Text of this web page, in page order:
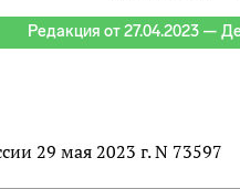
Редакция от 27.04.2023 —
29 мая 2023 г. N 73597